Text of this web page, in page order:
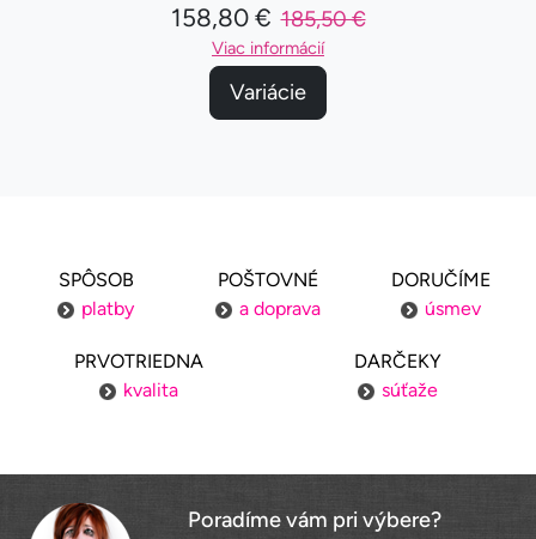
158,80 € 185,50 €
Viac informácií
Variácie
SPÔSOB
platby
POŠTOVNÉ
a doprava
DORUČÍME
úsmev
PRVOTRIEDNA
kvalita
DARČEKY
súťaže
Poradíme vám pri výbere?